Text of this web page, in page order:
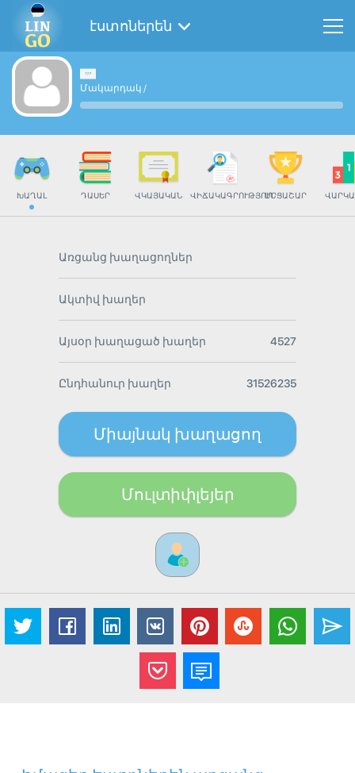
էստոներեն
Մակարդակ /
ԽԱՂԱԼ ԴԱՍԵՐ ՎԿԱՅԱԿԱՆ ՎԻՃԱԿԱԳՐՈՒԹՅՈՒՆՄՐՑԱՇԱՐ
Առցանց խաղացողներ
Ակտիվ խաղեր
Այսօր խաղացած խաղեր 4527
Ընդհանուր խաղեր 31526235
Միայնակ խաղացող
Մուլտիփլեյեր